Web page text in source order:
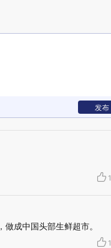
发布
1
成中国头部生鲜超市。
1